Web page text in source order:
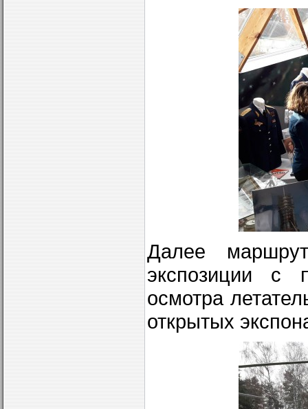
Далее
экспозиции с
осмотра
открытых